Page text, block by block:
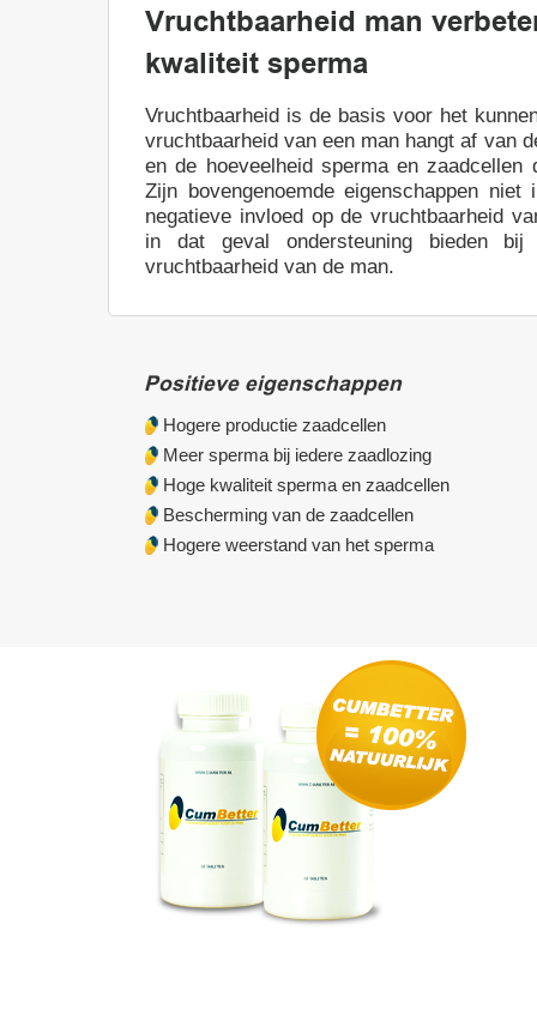
Vruchtbaarheid man
kwaliteit sperma
Vruchtbaarheid is de basis voor het
vruchtbaarheid van een man hangt af van
en de hoeveelheid sperma en zaadcellen
Zijn bovengenoemde eigenschappen
negatieve invloed op de vruchtbaarheid
in dat geval ondersteuning bieden
vruchtbaarheid van de man.
Positieve eigenschappen
Hogere productie zaadcellen
Meer sperma bij iedere zaadlozing
Hoge kwaliteit sperma en zaadcellen
Bescherming van de zaadcellen
Hogere weerstand van het sperma